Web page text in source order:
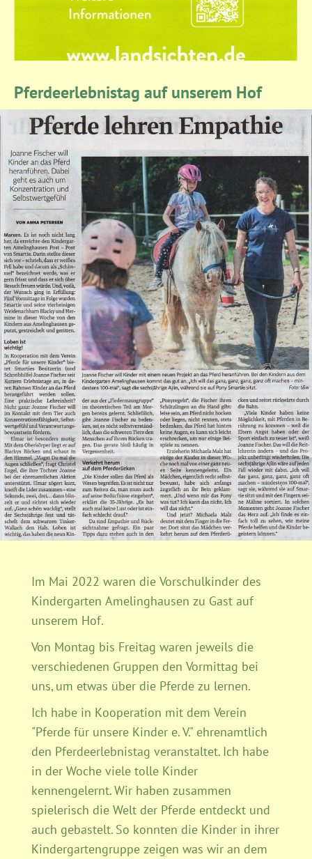
Pferdeerlebnistag auf unserem Hof
Im Mai 2022 waren die Vorschulkinder des
Kindergarten Amelinghausen zu Gast auf
unserem Hof.
Von Montag bis Freitag waren jeweils die
verschiedenen Gruppen den Vormittag bei
uns, um etwas über die Pferde zu lernen.
Ich habe in Kooperation mit dem Verein
"Pferde für unsere Kinder e. V." ehrenamtlich
den Pferdeerlebnistag veranstaltet. Ich habe
in der Woche viele tolle Kinder
kennengelernt. Wir haben zusammen
spielerisch die Welt der Pferde entdeckt und
auch gebastelt. So konnten die Kinder in ihrer
Kindergartengruppe zeigen was wir an dem